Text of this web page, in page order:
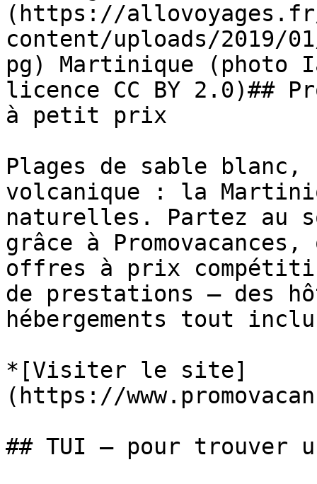
(https://
content/uploads/2019/
pg) Martinique (photo
licence CC BY 2.0)##
à petit prix
Plages de sable
volcanique : la
naturelles. Partez au
grâce à
offres à prix
de prestations — des
hébergements tout
*[Visiter le site]
(https://
## TUI — pour trouver